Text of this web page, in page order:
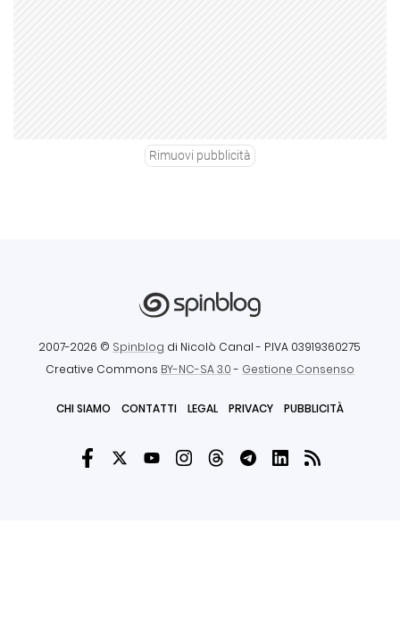
Rimuovi pubblicità
2007-2026 © Spinblog di Nicolò Canal - P.IVA 03919360275
Creative Commons BY-NC-SA 3.0- Gestione Consenso
CHI SIAMO CONTATTI LEGAL PRIVACY PUBBLICITÀ